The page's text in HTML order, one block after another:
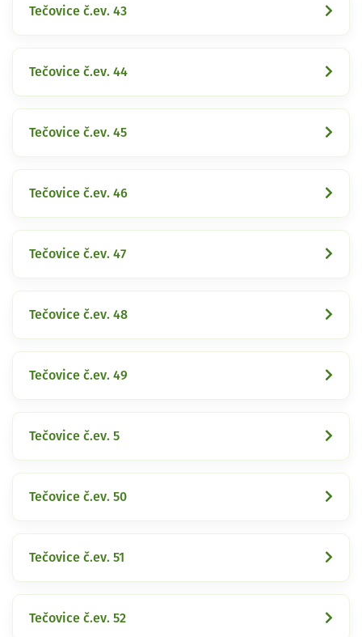
Tečovice č.ev. 43
Tečovice č.ev. 44
Tečovice č.ev. 45
Tečovice č.ev. 46
Tečovice č.ev. 47
Tečovice č.ev. 48
Tečovice č.ev. 49
Tečovice č.ev. 5
Tečovice č.ev. 50
Tečovice č.ev. 51
Tečovice č.ev. 52